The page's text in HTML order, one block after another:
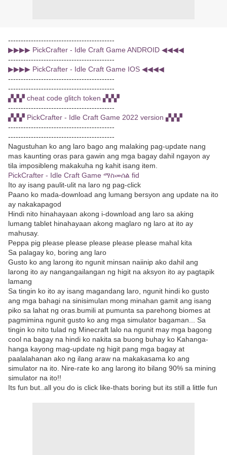
------------------------------------------
▶▶▶▶ PickCrafter - Idle Craft Game ANDROID ◀◀◀◀
------------------------------------------
▶▶▶▶ PickCrafter - Idle Craft Game IOS ◀◀◀◀
------------------------------------------
------------------------------------------
▞▞▞ cheat code glitch token ▞▞▞
------------------------------------------
▞▞▞ PickCrafter - Idle Craft Game 2022 version ▞▞▞
------------------------------------------
------------------------------------------
Nagustuhan ko ang laro bago ang malaking pag-update nang
mas kaunting oras para gawin ang mga bagay dahil ngayon ay
tila imposibleng makakuha ng kahit isang item.
PickCrafter - Idle Craft Game ማስመሰል fid
Ito ay isang paulit-ulit na laro ng pag-click
Paano ko mada-download ang lumang bersyon ang update na ito
ay nakakapagod
Hindi nito hinahayaan akong i-download ang laro sa aking
lumang tablet hinahayaan akong maglaro ng laro at ito ay
mahusay.
Peppa pig please please please please please mahal kita
Sa palagay ko, boring ang laro
Gusto ko ang larong ito ngunit minsan naiinip ako dahil ang
larong ito ay nangangailangan ng higit na aksyon ito ay pagtapik
lamang
Sa tingin ko ito ay isang magandang laro, ngunit hindi ko gusto
ang mga bahagi na sinisimulan mong minahan gamit ang isang
piko sa lahat ng oras.bumili at pumunta sa parehong biomes at
pagmimina ngunit gusto ko ang mga simulator bagaman... Sa
tingin ko nito tulad ng Minecraft lalo na ngunit may mga bagong
cool na bagay na hindi ko nakita sa buong buhay ko Kahanga-
hanga kayong mag-update ng higit pang mga bagay at
paalalahanan ako ng ilang araw na makakasama ko ang
simulator na ito. Nire-rate ko ang larong ito bilang 90% sa mining
simulator na ito!!
Its fun but..all you do is click like-thats boring but its still a little fun